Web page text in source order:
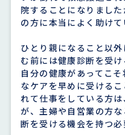
院することになりまし
の方に本当によく助けて
ひとり親になること以
む前には健康診断を受け
自分の健康があってこ
なケアを早めに受ける
れて仕事をしている方
が、主婦や自営業の方
断を受ける機会を持つ必